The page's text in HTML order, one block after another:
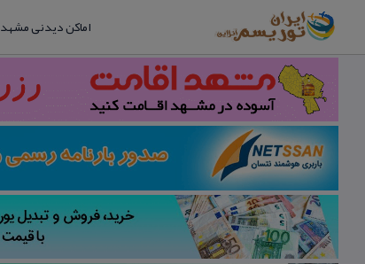
اماکن دیدنی مشهد